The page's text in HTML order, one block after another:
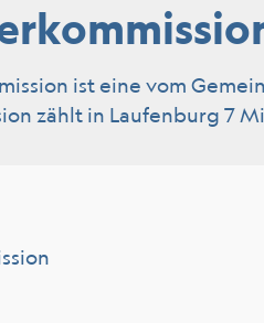
ist eine vom
zählt in Laufenburg 7